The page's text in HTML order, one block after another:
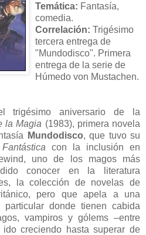
Temática: Fantasía,
comedia.
Correlación: Trigésimo
tercera entrega de
"Mundodisco". Primera
entrega de la serie de
Húmedo von Mustachen.
trigésimo aniversario de la
la Magia (1983), primera novela
Mundodisco, que tuvo su
con la inclusión en
uno de los magos más
conocer en la literatura
la colección de novelas de
pero que apela a una
particular donde tienen cabida
vampiros y gólems –entre
creciendo hasta superar de